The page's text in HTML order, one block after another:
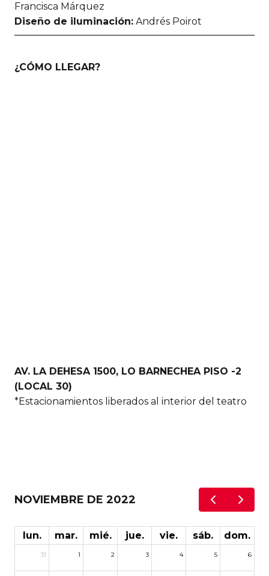
Francisca Márquez
Diseño de iluminación: Andrés Poirot
¿CÓMO LLEGAR?
AV. LA DEHESA 1500, LO BARNECHEA PISO -2
(LOCAL 30)
*Estacionamientos liberados al interior del teatro
NOVIEMBRE DE 2022
lun. mar. mié. jue. vie. sáb. dom.
31 1 2 3 4 5 6